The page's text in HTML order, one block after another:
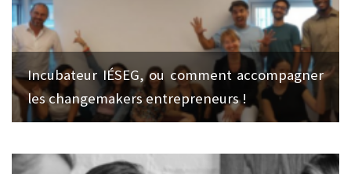
Incubateur IÉSEG, ou comment accompagner
les changemakers entrepreneurs !